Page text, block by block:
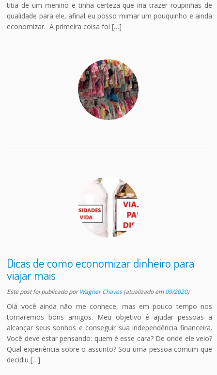
titia de um menino e tinha certeza que iria trazer roupinhas de
qualidade para ele, afinal eu posso mimar um pouquinho e ainda
economizar. A primeira coisa foi […]
Dicas de como economizar dinheiro para
viajar mais
Este post foi publicadopor Wagner Chaves(atualizado em09/2020)
Olá você ainda não me conhece, mas em pouco tempo nos
tornaremos bons amigos. Meu objetivo é ajudar pessoas a
alcançar seus sonhos e conseguir sua independência financeira.
Você deve estar pensando: quem é esse cara? De onde ele veio?
Qual experiência sobre o assunto? Sou uma pessoa comum que
decidiu […]